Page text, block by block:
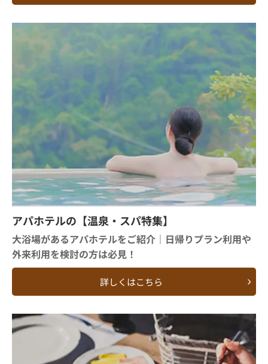
アパホテルの【温泉・スパ特集】
大浴場があるアパホテルをご紹介｜日帰りプラン利用や
外来利用を検討の方は必見！
詳しくはこちら